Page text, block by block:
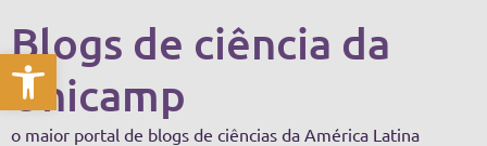
Abrir a barra de ferramentas
Blogs de ciência da
Unicamp
o maior portal de blogs de ciências da América Latina